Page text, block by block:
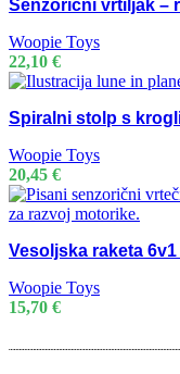
Senzorični vrtiljak –
Woopie Toys
22,10 €
Spiralni stolp s
Woopie Toys
20,45 €
Vesoljska raketa
Woopie Toys
15,70 €